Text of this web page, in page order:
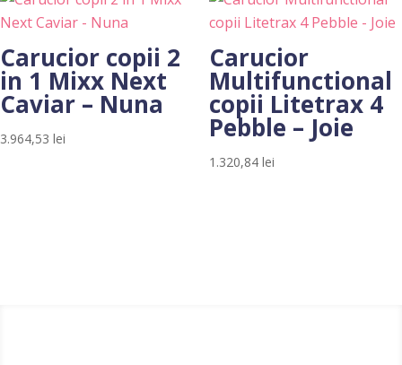
Carucior copii 2
in 1 Mixx Next
Caviar – Nuna
3.964,53 lei
Carucior
Multifunctional
copii Litetrax 4
Pebble – Joie
1.320,84 lei